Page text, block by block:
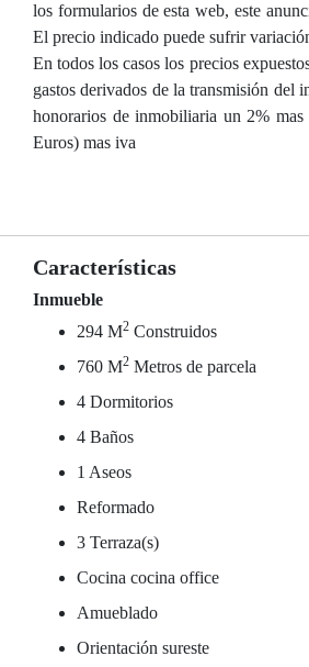
los formularios de esta web, este
El precio indicado puede sufrir
En todos los casos los precios
gastos derivados de la transmisión del
honorarios de inmobiliaria un 2%
Euros) mas iva
Características
Inmueble
294 M2 Construidos
760 M2 Metros de parcela
4 Dormitorios
4 Baños
1 Aseos
Reformado
3 Terraza(s)
Cocina cocina office
Amueblado
Orientación sureste